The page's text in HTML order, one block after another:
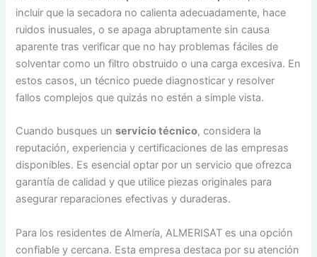
incluir que la secadora no calienta adecuadamente, hace
ruidos inusuales, o se apaga abruptamente sin causa
aparente tras verificar que no hay problemas fáciles de
solventar como un filtro obstruido o una carga excesiva. En
estos casos, un técnico puede diagnosticar y resolver
fallos complejos que quizás no estén a simple vista.
Cuando busques unservicio técnico, considera la
reputación, experiencia y certificaciones de las empresas
disponibles. Es esencial optar por un servicio que ofrezca
garantía de calidad y que utilice piezas originales para
asegurar reparaciones efectivas y duraderas.
Para los residentes de Almería, ALMERISAT es una opción
confiable y cercana. Esta empresa destaca por su atención